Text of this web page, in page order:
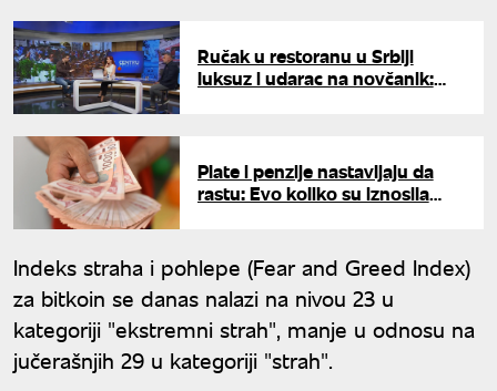
Ručak u restoranu u Srbiji
luksuz i udarac na novčanik:
Plate i penzije nastavljaju da
rastu: Evo koliko su iznosila
Indeks straha i pohlepe (Fear and Greed Index)
za bitkoin se danas nalazi na nivou 23 u
kategoriji "ekstremni strah", manje u odnosu na
jučerašnjih 29 u kategoriji "strah".